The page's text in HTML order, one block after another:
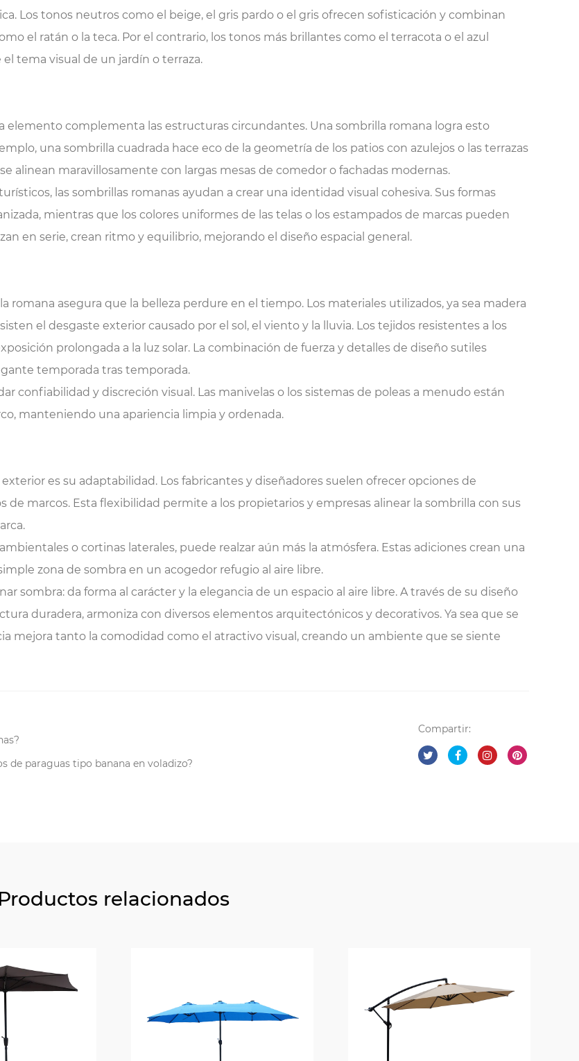
Los tonos neutros como el beige, el gris pardo o el gris ofrecen sofisticación y combinan
el ratán o la teca. Por el contrario, los tonos más brillantes como el terracota o el azul
tema visual de un jardín o terraza.
elemento complementa las estructuras circundantes. Una sombrilla romana logra esto
una sombrilla cuadrada hace eco de la geometría de los patios con azulejos o las terrazas
alinean maravillosamente con largas mesas de comedor o fachadas modernas.
las sombrillas romanas ayudan a crear una identidad visual cohesiva. Sus formas
mientras que los colores uniformes de las telas o los estampados de marcas pueden
en serie, crean ritmo y equilibrio, mejorando el diseño espacial general.
romana asegura que la belleza perdure en el tiempo. Los materiales utilizados, ya sea madera
el desgaste exterior causado por el sol, el viento y la lluvia. Los tejidos resistentes a los
prolongada a la luz solar. La combinación de fuerza y ​​detalles de diseño sutiles
temporada tras temporada.
confiabilidad y discreción visual. Las manivelas o los sistemas de poleas a menudo están
manteniendo una apariencia limpia y ordenada.
es su adaptabilidad. Los fabricantes y diseñadores suelen ofrecer opciones de
de marcos. Esta flexibilidad permite a los propietarios y empresas alinear la sombrilla con sus
o cortinas laterales, puede realzar aún más la atmósfera. Estas adiciones crean una
zona de sombra en un acogedor refugio al aire libre.
sombra: da forma al carácter y la elegancia de un espacio al aire libre. A través de su diseño
duradera, armoniza con diversos elementos arquitectónicos y decorativos. Ya sea que se
mejora tanto la comodidad como el atractivo visual, creando un ambiente que se siente
de paraguas tipo banana en voladizo?
Compartir:
Productos relacionados